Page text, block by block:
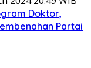
Doktor,
Partai